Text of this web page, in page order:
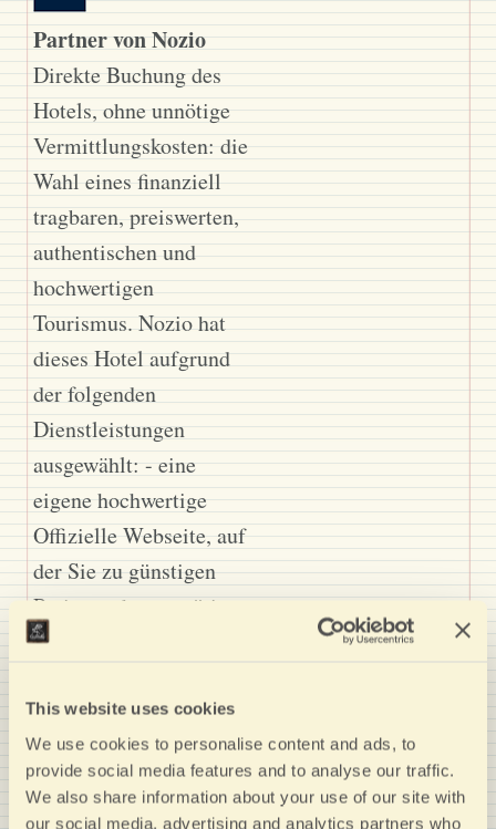
This website uses cookies
We use cookies to personalise content and ads, to
provide social media features and to analyse our traffic.
We also share information about your use of our site with
our social media, advertising and analytics partners who
Partner von Nozio
Direkte Buchung des
Hotels, ohne unnötige
Vermittlungskosten: die
Wahl eines finanziell
tragbaren, preiswerten,
authentischen und
hochwertigen
Tourismus. Nozio hat
dieses Hotel aufgrund
der folgenden
Dienstleistungen
ausgewählt: - eine
eigene hochwertige
Offizielle Webseite, auf
der Sie zu günstigen
Preisen, ohne unnötige
Vermittlungskosten
ausgezeichnetes
Preis-/Leistungsverhältn
is, das con den
Kommentaren der bei